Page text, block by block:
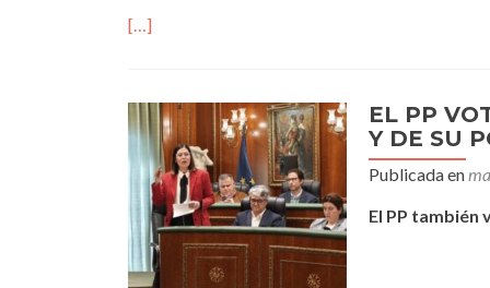
[…]
EL PP
Y DE SU
Publicada en
El PP también